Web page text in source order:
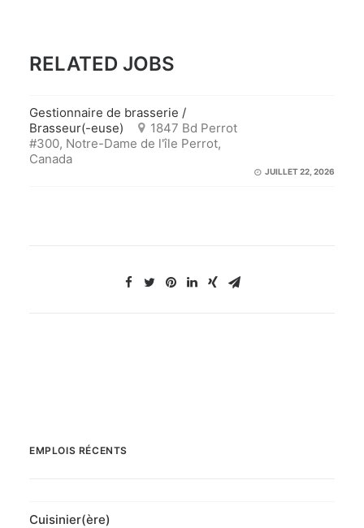
RELATED JOBS
Gestionnaire de brasserie /
Brasseur(-euse)
1847 Bd Perrot
#300, Notre-Dame de l'île Perrot,
Canada
JUILLET 22, 2026
EMPLOIS RÉCENTS
Cuisinier(ère)